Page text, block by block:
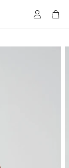
AccountCart